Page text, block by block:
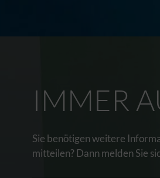
IMMER
Sie benötigen weitere
mitteilen? Dann melden Sie